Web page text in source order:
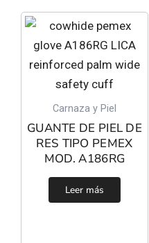
Carnaza y Piel
GUANTE DE PIEL DE
RES TIPO PEMEX
MOD. A186RG
Leer más